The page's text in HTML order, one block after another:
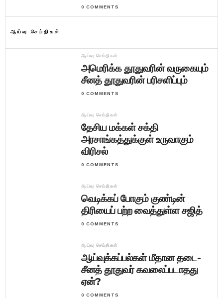
0 COMMENTS
ஆய்வு செய்திகள்
ஆய்வு செய்திகள்
அமெரிக்க தூதுவரின் வருகையும்
சீனத் தூதுவரின் பரிசளிப்பும்
0 COMMENTS
ஆய்வு செய்திகள்
தேசிய மக்கள் சக்தி
அரசாங்கத்துக்குள் உருவாகும்
விரிசல்
0 COMMENTS
ஆய்வு செய்திகள்
வெடிக்கப் போகும் குண்டின்
திரியைப் பற்ற வைத்துள்ள சஜித்
0 COMMENTS
ஆய்வு செய்திகள்
ஆய்வுக்கப்பல்கள் மீதான தடை-
சீனத் தூதுவர் கவலைப்படாதது
ஏன்?
0 COMMENTS